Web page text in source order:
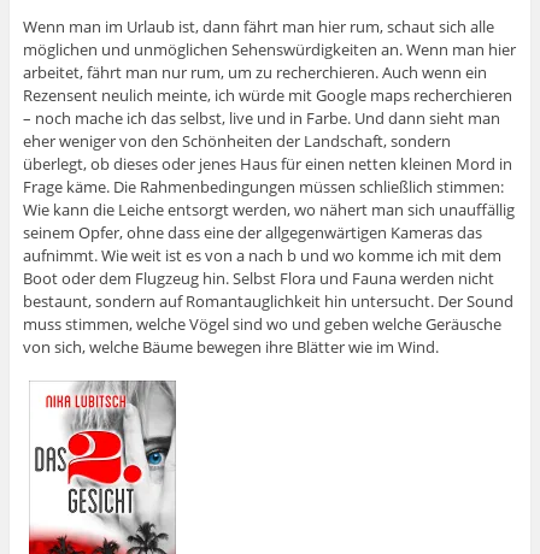
Wenn man im Urlaub ist, dann fährt man hier rum, schaut sich alle
möglichen und unmöglichen Sehenswürdigkeiten an. Wenn man hier
arbeitet, fährt man nur rum, um zu recherchieren. Auch wenn ein
Rezensent neulich meinte, ich würde mit Google maps recherchieren
– noch mache ich das selbst, live und in Farbe. Und dann sieht man
eher weniger von den Schönheiten der Landschaft, sondern
überlegt, ob dieses oder jenes Haus für einen netten kleinen Mord in
Frage käme. Die Rahmenbedingungen müssen schließlich stimmen:
Wie kann die Leiche entsorgt werden, wo nähert man sich unauffällig
seinem Opfer, ohne dass eine der allgegenwärtigen Kameras das
aufnimmt. Wie weit ist es von a nach b und wo komme ich mit dem
Boot oder dem Flugzeug hin. Selbst Flora und Fauna werden nicht
bestaunt, sondern auf Romantauglichkeit hin untersucht. Der Sound
muss stimmen, welche Vögel sind wo und geben welche Geräusche
von sich, welche Bäume bewegen ihre Blätter wie im Wind.